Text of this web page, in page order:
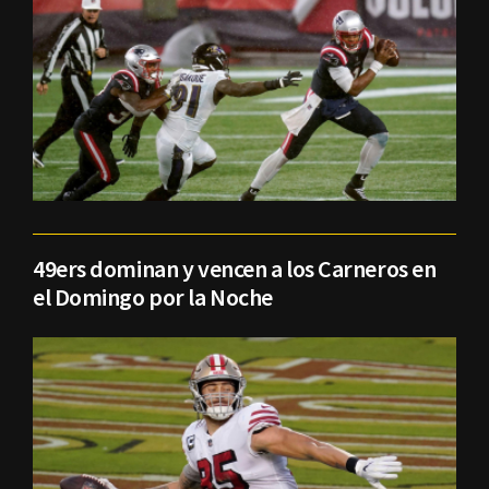
49ers dominan y vencen a los Carneros en
el Domingo por la Noche